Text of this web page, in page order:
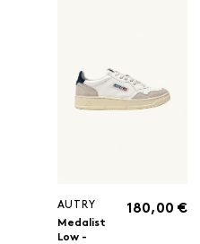
AUTRY
Medalist
Low -
180,00 €